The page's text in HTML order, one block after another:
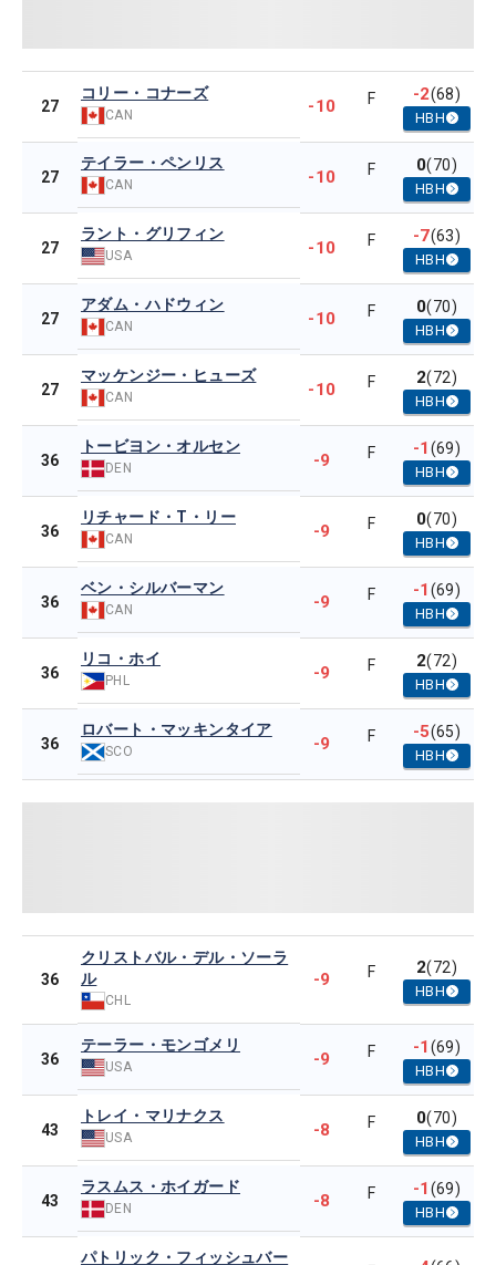
27
コリー・コナーズ
CAN -10 F -2(68)
HBH
27
テイラー・ペンリス
CAN -10 F 0(70)
HBH
27
ラント・グリフィン
USA -10 F -7(63)
HBH
27
アダム・ハドウィン
CAN -10 F 0(70)
HBH
27
マッケンジー・ヒューズ
CAN -10 F 2(72)
HBH
36
トービヨン・オルセン
DEN -9 F -1(69)
HBH
36
リチャード・T・リー
CAN -9 F 0(70)
HBH
36
ベン・シルバーマン
CAN -9 F -1(69)
HBH
36
リコ・ホイ
PHL -9 F 2(72)
HBH
36
ロバート・マッキンタイア
SCO -9 F -5(65)
HBH
36
クリストバル・デル・ソーラ
ル
CHL
-9 F 2(72)
HBH
36
テーラー・モンゴメリ
USA -9 F -1(69)
HBH
43
トレイ・マリナクス
USA -8 F 0(70)
HBH
43
ラスムス・ホイガード
DEN -8 F -1(69)
HBH
パトリック・フィッシュバー